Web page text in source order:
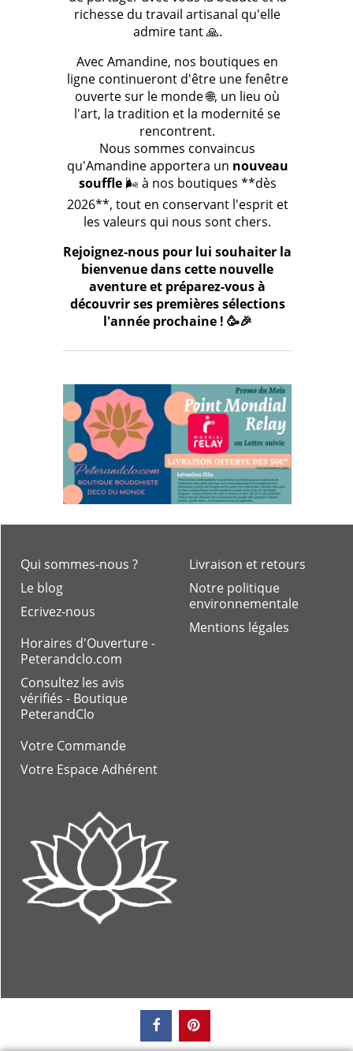
richesse du travail artisanal qu'elle
admire tant 🙏.
Avec Amandine, nos boutiques en
ligne continueront d'être une fenêtre
ouverte sur le monde 🌐, un lieu où
l'art, la tradition et la modernité se
rencontrent.
Nous sommes convaincus
qu'Amandine apportera un nouveau
souffle🌬️ à nos boutiques **dès
2026**, tout en conservant l'esprit et
les valeurs qui nous sont chers.
Rejoignez-nous pour lui souhaiter la
bienvenue dans cette nouvelle
aventure et préparez-vous à
découvrir ses premières sélections
l'année prochaine ! 🥳🎉
Livraison et retours
Notre politique
environnementale
Mentions légales
Qui sommes-nous ?
Le blog
Ecrivez-nous
Horaires d'Ouverture -
Peterandclo.com
Consultez les avis
vérifiés - Boutique
PeterandClo
Votre Commande
Votre Espace Adhérent